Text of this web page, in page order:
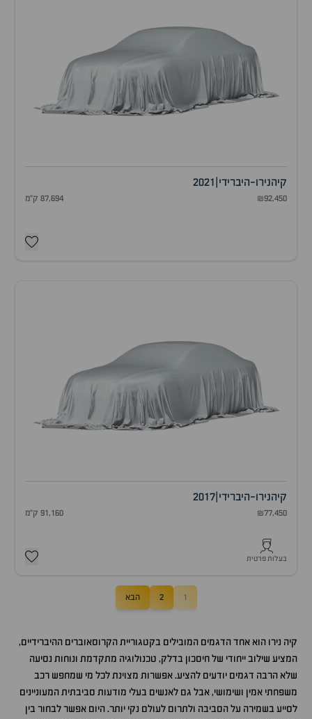
קיהנירו-היברידי 2021
₪92,450 87,694 ק"מ
קיהנירו-היברידי 2017
₪77,450 91,160 ק"מ
בעלות פרטית
1
2 הבא
קיה נירו הוא אחד הדגמים המובילים בקטגוריית הקרוסאוברים ההיברידיים,
המציע שילוב ייחודי של חיסכון בדלק, טכנולוגיה מתקדמת ונוחות נסיעה
שלא הרבה דגמים יודעים להציע. אפשרות מצוינת לכל מי שמחפש רכב
משפחתי אמין ושימושי, אבל גם לאנשים בעלי מודעות סביבתית המעוניינים
לסייע בשמירה על הסביבה ולתרום לעולם נקי יותר. היום אפשר לבחור בין